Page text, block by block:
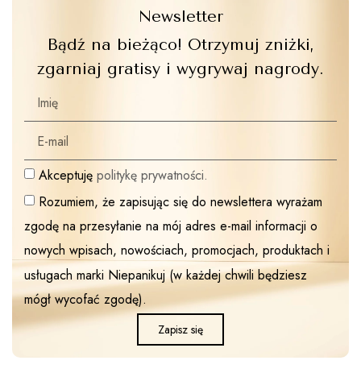
Newsletter
Bądź na bieżąco! Otrzymuj zniżki,
zgarniaj gratisy i wygrywaj nagrody.
Akceptuję politykę prywatności.
Rozumiem, że zapisując się do newslettera wyrażam
zgodę na przesyłanie na mój adres e-mail informacji o
nowych wpisach, nowościach, promocjach, produktach i
usługach marki Niepanikuj (w każdej chwili będziesz
mógł wycofać zgodę).
Zapisz się